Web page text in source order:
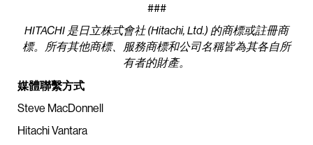
###
HITACHI 是日立株式會社 (Hitachi, Ltd.) 的商標或註冊商
標。所有其他商標、服務商標和公司名稱皆為其各自所
有者的財產。
媒體聯繫方式
Steve MacDonnell
Hitachi Vantara